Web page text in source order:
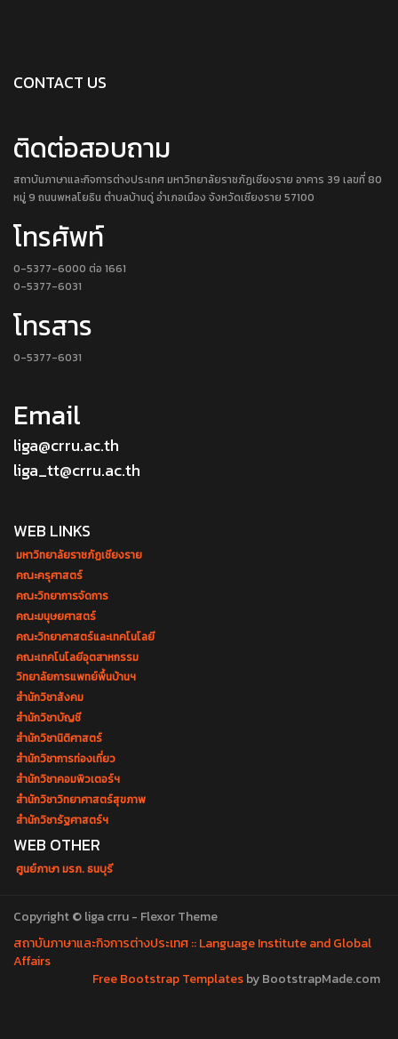
CONTACT US
ติดต่อสอบถาม
สถาบันภาษาและกิจการต่างประเทศ มหาวิทยาลัยราชภัฏเชียงราย อาคาร 39 เลขที่ 80
หมู่ 9 ถนนพหลโยธิน ตำบลบ้านดู่ อำเภอเมือง จังหวัดเชียงราย 57100
โทรศัพท์
0-5377-6000 ต่อ 1661
0-5377-6031
โทรสาร
0-5377-6031
Email
liga@crru.ac.th
liga_tt@crru.ac.th
WEB LINKS
มหาวิทยาลัยราชภัฏเชียงราย
คณะครุศาสตร์
คณะวิทยาการจัดการ
คณะมนุษยศาสตร์
คณะวิทยาศาสตร์และเทคโนโลยี
คณะเทคโนโลยีอุตสาหกรรม
วิทยาลัยการแพทย์พื้นบ้านฯ
สำนักวิชาสังคม
สำนักวิชาบัญชี
สำนักวิชานิติศาสตร์
สำนักวิชาการท่องเที่ยว
สำนักวิชาคอมพิวเตอร์ฯ
สำนักวิชาวิทยาศาสตร์สุขภาพ
สำนักวิชารัฐศาสตร์ฯ
WEB OTHER
ศูนย์ภาษา มรภ. ธนบุรี
Copyright © liga crru - Flexor Theme
สถาบันภาษาและกิจการต่างประเทศ :: Language Institute and Global
Affairs
Free Bootstrap Templatesby BootstrapMade.com